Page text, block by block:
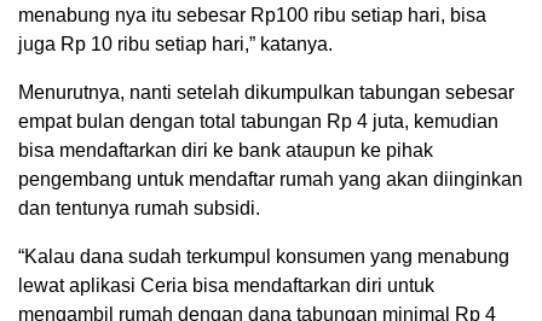
menabung nya itu sebesar Rp100 ribu setiap hari, bisa
juga Rp 10 ribu setiap hari,” katanya.
Menurutnya, nanti setelah dikumpulkan tabungan sebesar
empat bulan dengan total tabungan Rp 4 juta, kemudian
bisa mendaftarkan diri ke bank ataupun ke pihak
pengembang untuk mendaftar rumah yang akan diinginkan
dan tentunya rumah subsidi.
“Kalau dana sudah terkumpul konsumen yang menabung
lewat aplikasi Ceria bisa mendaftarkan diri untuk
mengambil rumah dengan dana tabungan minimal Rp 4